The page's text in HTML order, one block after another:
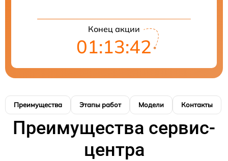
Конец акции
01:13:42
Преимущества Этапы работ Модели Контакты
Преимущества сервис-
центра